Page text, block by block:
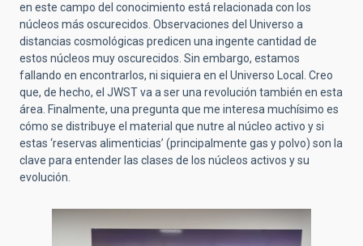
en este campo del conocimiento está relacionada con los
núcleos más oscurecidos. Observaciones del Universo a
distancias cosmológicas predicen una ingente cantidad de
estos núcleos muy oscurecidos. Sin embargo, estamos
fallando en encontrarlos, ni siquiera en el Universo Local. Creo
que, de hecho, el JWST va a ser una revolución también en esta
área. Finalmente, una pregunta que me interesa muchísimo es
cómo se distribuye el material que nutre al núcleo activo y si
estas ‘reservas alimenticias’ (principalmente gas y polvo) son la
clave para entender las clases de los núcleos activos y su
evolución.